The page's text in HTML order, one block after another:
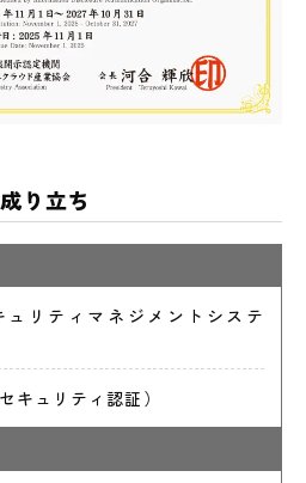
り立ち
ュリティマネジメントシステ
キュリティ認証）